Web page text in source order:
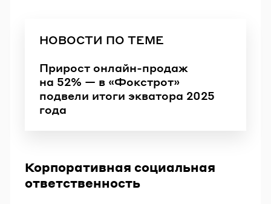
НОВОСТИ ПО ТЕМЕ
Прирост онлайн-продаж
на 52% — в «Фокстрот»
подвели итоги экватора 2025
года
Корпоративная социальная
ответственность